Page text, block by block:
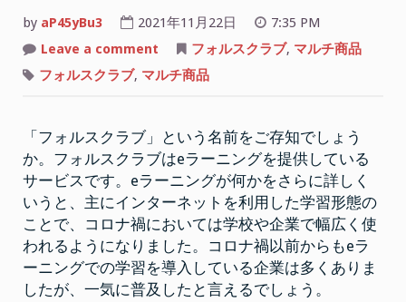
by aP45yBu3 2021年11月22日
7:35 PM
Leave a comment
ォ
ル
ブ
は
複
数
の
マ
ル
チ
商
品
を
扱
っ
フォルスクラブ, マルチ商品
フォルスクラブ, マルチ商品
「フォルスクラブ」という名前をご存知でしょう
か。フォルスクラブはeラーニングを提供している
サービスです。eラーニングが何かをさらに詳しく
いうと、主にインターネットを利用した学習形態の
ことで、コロナ禍においては学校や企業で幅広く使
われるようになりました。コロナ禍以前からもeラ
ーニングでの学習を導入している企業は多くありま
したが、一気に普及したと言えるでしょう。